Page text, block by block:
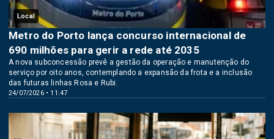
Local
24/07/2026 • 11:47
Metro do Porto lança concurso internacional de
690 milhões para gerir a rede até 2035
A nova subconcessão prevê a gestão da operação e manutenção do
serviço por oito anos, contemplando a expansão da frota e a inclusão
das futuras linhas Rosa e Rubi.